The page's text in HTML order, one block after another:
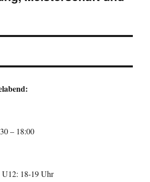
– 18:00
U12: 18-19 Uhr